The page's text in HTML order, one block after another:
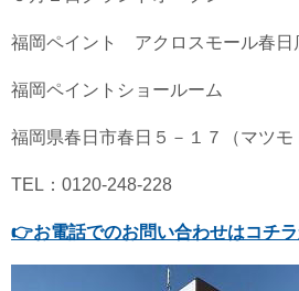
福岡ペイント アクロスモール春日
福岡ペイントショールーム
福岡県春日市春日５－１７（マツモ
TEL：0120-248-228
👉お電話でのお問い合わせはコチ